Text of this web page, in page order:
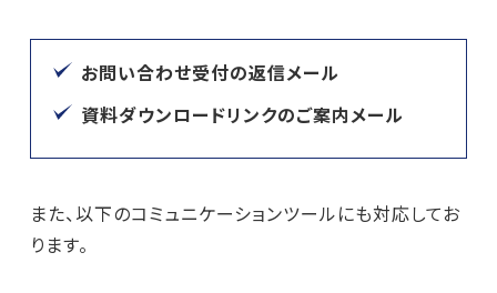
お問い合わせ受付の返信メール
資料ダウンロードリンクのご案内メール
また、以下のコミュニケーションツールにも対応してお
ります。